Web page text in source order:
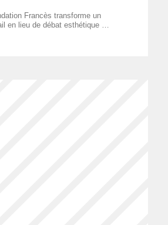
Francès transforme un
en lieu de débat esthétique …